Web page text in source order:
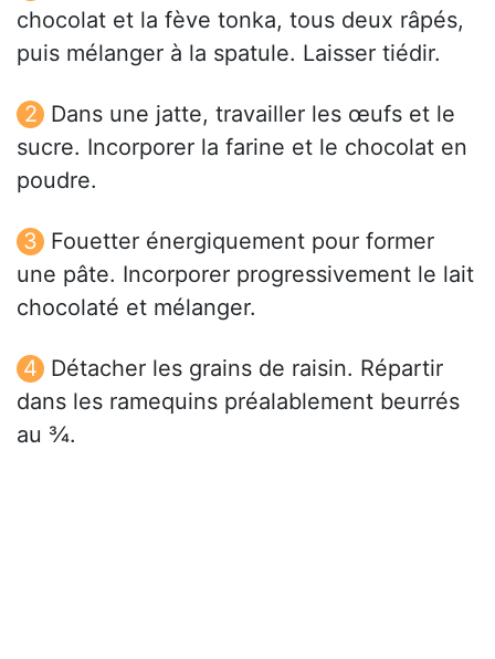
chocolat et la fève tonka, tous deux râpés,
puis mélanger à la spatule. Laisser tiédir.
Dans une jatte, travailler les œufs et le
sucre. Incorporer la farine et le chocolat en
poudre.
Fouetter énergiquement pour former
une pâte. Incorporer progressivement le lait
chocolaté et mélanger.
Détacher les grains de raisin. Répartir
dans les ramequins préalablement beurrés
au ¾.